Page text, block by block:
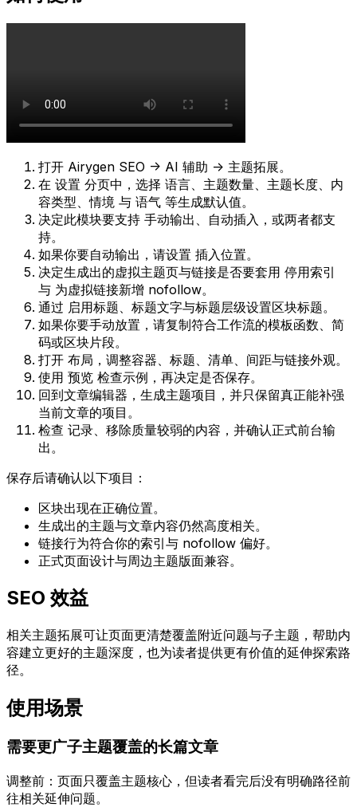
打开 Airygen SEO -> AI 辅助 -> 主题拓展。
在 设置 分页中，选择 语言 主题数量 主题长度
内
容类型 、情境 与 语气 等生成默认值。
决定此模块要支持 手动输出 自动插入 ，或两者都支
持。
如果你要自动输出，请设置 插入位置。
决定生成出的虚拟主题页与链接是否要套用 停用索引
与 为虚拟链接新增 nofollow。
通过 启用标题 、标题文字与标题层级设置区块标题。
如果你要手动放置，请复制符合工作流的模板函数、简
码或区块片段。
打开 布局 ，调整容器、标题、清单、间距与链接外观。
使用 预览 检查示例，再决定是否保存。
回到文章编辑器，生成主题项目，并只保留真正能补强
当前文章的项目。
检查 记录 、移除质量较弱的内容，并确认正式前台输
出。
保存后请确认以下项目：
区块出现在正确位置。
生成出的主题与文章内容仍然高度相关。
链接行为符合你的索引与 nofollow 偏好。
正式页面设计与周边主题版面兼容。
SEO 效益
相关主题拓展可让页面更清楚覆盖附近问题与子主题，帮助内
容建立更好的主题深度，也为读者提供更有价值的延伸探索路
径。
使用场景
需要更广子主题覆盖的长篇文章
调整前：页面只覆盖主题核心，但读者看完后没有明确路径前
往相关延伸问题。